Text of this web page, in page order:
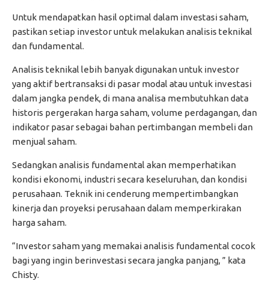
Untuk mendapatkan hasil optimal dalam investasi saham,
pastikan setiap investor untuk melakukan analisis teknikal
dan fundamental.
Analisis teknikal lebih banyak digunakan untuk investor
yang aktif bertransaksi di pasar modal atau untuk investasi
dalam jangka pendek, di mana analisa membutuhkan data
historis pergerakan harga saham, volume perdagangan, dan
indikator pasar sebagai bahan pertimbangan membeli dan
menjual saham.
Sedangkan analisis fundamental akan memperhatikan
kondisi ekonomi, industri secara keseluruhan, dan kondisi
perusahaan. Teknik ini cenderung mempertimbangkan
kinerja dan proyeksi perusahaan dalam memperkirakan
harga saham.
“Investor saham yang memakai analisis fundamental cocok
bagi yang ingin berinvestasi secara jangka panjang, ” kata
Chisty.